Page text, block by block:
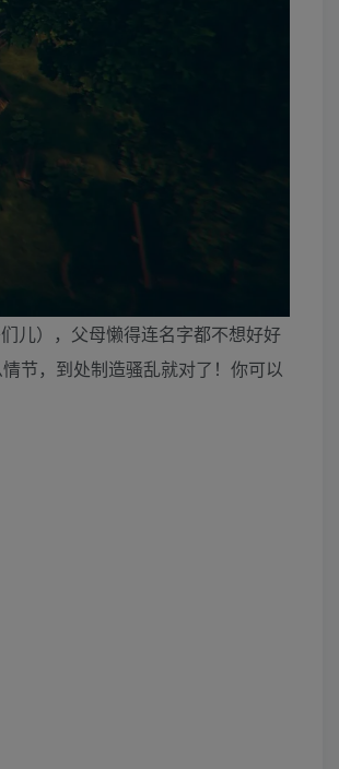
儿），父母懒得连名字都不想好好
节，到处制造骚乱就对了！你可以